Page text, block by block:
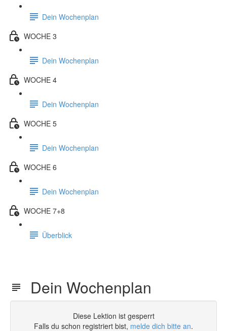
Dein Wochenplan
WOCHE 3
Dein Wochenplan
WOCHE 4
Dein Wochenplan
WOCHE 5
Dein Wochenplan
WOCHE 6
Dein Wochenplan
WOCHE 7+8
Überblick
Dein Wochenplan
Diese Lektion ist gesperrt
Falls du schon registriert bist, melde dich bitte an.